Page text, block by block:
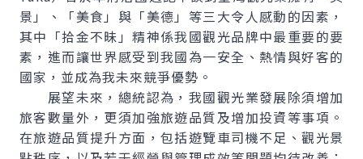
景」、「美食」與「美德」等三大令人感動的因素，
其中「拾金不昧」精神係我國觀光品牌中最重要的要
素，進而讓世界感受到我國為一安全、熱情與好客的
國家，並成為我未來競爭優勢。
展望未來，總統認為，我國觀光業發展除須增加
旅客數量外，更須加強旅遊品質及增加投資等事項。
在旅遊品質提升方面，包括遊覽車司機不足、觀光景